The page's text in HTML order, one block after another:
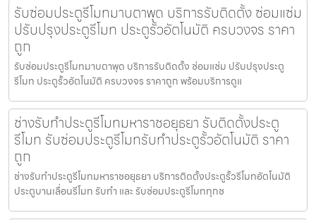
รับซ่อมประตูรีโมทมาบตาพุด บริการรับติดตั้ง ซ่อมแซ่ม
ปรับปรุงประตูรีโมท ประตูรั้วอัตโนมัติ ครบวงจร ราคา
ถูก
รับซ่อมประตูรีโมทมาบตาพุด บริการรับติดตั้ง ซ่อมแซ่ม ปรับปรุงประตู
รีโมท ประตูรั้วอัตโนมัติ ครบวงจร ราคาถูก พร้อมบริการดูแ
ช่างรับทำประตูรีโมทมหาราชอยุธยา รับติดตั้งประตู
รีโมท รับซ่อมประตูรีโมทรับทำประตูรั้วอัตโนมัติ ราคา
ถูก
ช่างรับทำประตูรีโมทมหาราชอยุธยา บริการติดตั้งประตูรั้วรีโมทอัตโนมัติ
ประตูบานเลื่อนรีโมท รับทำ และ รับซ่อมประตูรีโมททุกช